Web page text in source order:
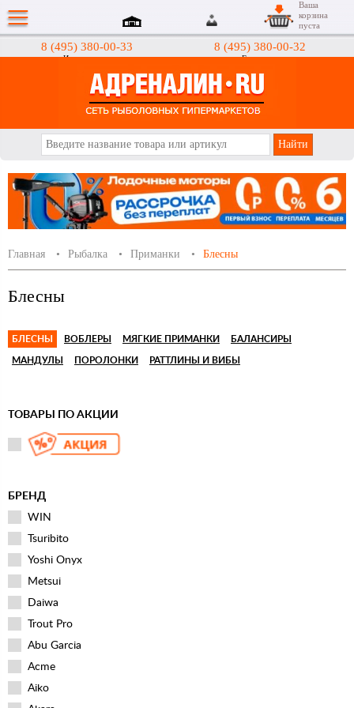
8 (495) 380-00-33
Интернет-магазин
8 (495) 380-00-32
Гипермаркеты
Ваша
корзина
пуста
Главная Рыбалка Приманки Блесны
Блесны
БЛЕСНЫ ВОБЛЕРЫ МЯГКИЕ ПРИМАНКИ БАЛАНСИРЫ
МАНДУЛЫ ПОРОЛОНКИ РАТТЛИНЫ И ВИБЫ
ТОВАРЫ ПО АКЦИИ
БРЕНД
WIN
Tsuribito
Yoshi Onyx
Metsui
Daiwa
Trout Pro
Abu Garcia
Acme
Aiko